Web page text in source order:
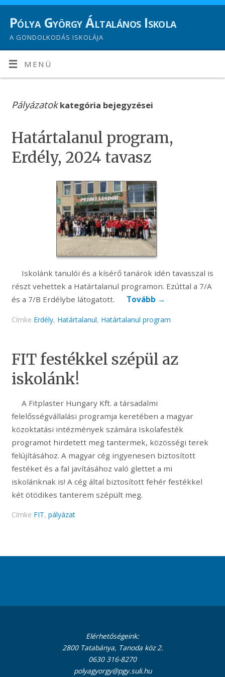
Pólya György Általános Iskola
A GONDOLKODÁS ISKOLÁJA
MENÜ
Pályázatokkategória bejegyzései
Határtalanul program,
Erdély, 2024 tavasz
Iskolánk tanulói és a kísérő tanárok idén tavasszal is
részt vehettek a Határtalanul programon. Ezúttal a 7/A
és a 7/B Erdélybe látogatott.
Tovább →
Címke Erdély, Határtalanul, Határtalanul program
FIT festékkel szépül az
iskolánk!
A Fitplaster Hungary Kft. a társadalmi
felelősségvállalási programja keretében a magyar
közoktatási intézmények számára Iskolafesték
programot hirdetett meg tantermek, közösségi terek
felújításához. A magyar cég ingyenesen biztosított
festéket és a fal javításához való glettet a mi
iskolánknak is! A cég által biztosított fehér festékkel
két ötödikes tanterem szépült meg.
Címke FIT, pályázat
Elérhetőségeink:
2800 Tatabánya, Tanoda köz 2.
0630 316-8270
polyagyorgy@pgy.suli.hu